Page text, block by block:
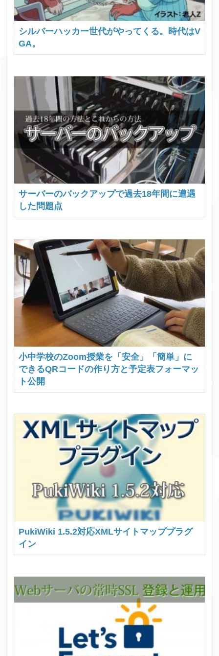
シルバーハッカー世代がやってくる。時代はV
GA。
サーバーのバックアップで過去18年間に遭遇
した問題点
小中学校のZoom授業を「安全」「簡単」に
できるQRコードの作り方と予定表フォーマッ
ト公開
PukiWiki 1.5.2対応XMLサイトマッププラグ
イン